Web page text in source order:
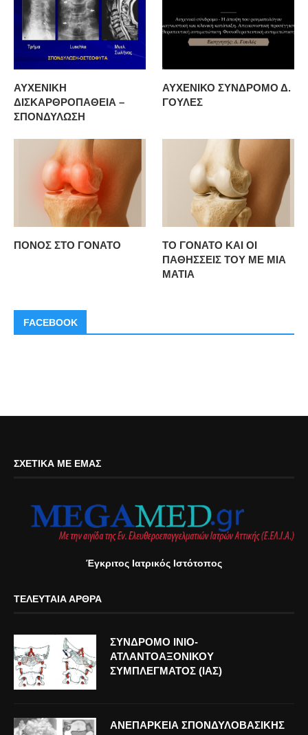
ΑΥΧΕΝΙΚΗ
ΔΙΣΚΑΡΘΡΟΠΑΘΕΙΑ –
ΣΠΟΝΔΥΛΩΣΗ
ΑΥΧΕΝΙΚΟ ΣΥΝΔΡΟΜΟ Δ.
ΓΟΥΛΕΣ
ΠΟΝΟΣ ΣΤΟ ΓΟΝΑΤΟ
ΤΟ ΓΟΝΑΤΟ ΚΑΙ ΟΙ
ΠΑΘΗΣΣΕΙΣ ΤΟΥ ΜΕ ΜΙΑ
ΜΑΤΙΑ
FACEBOOK
ΣΧΕΤΙΚΆ ΜΕ ΕΜΆΣ
Έγκριτος Ιατρικός Ιστότοπος
ΤΕΛΕΥΤΑΊΑ ΆΡΘΡΑ
ΣΥΝΔΡΟΜΟ ΙΝΙΟ-
ΑΤΛΑΝΤΟΑΞΟΝΙΚΟΥ
ΣΥΜΠΛΕΓΜΑΤΟΣ (ΙΑΣ)
ΑΝΕΠΑΡΚΕΙΑ ΣΠΟΝΔΥΛΟΒΑΣΙΚΗΣ